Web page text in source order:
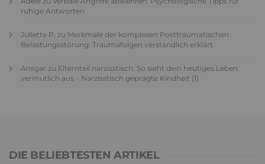
ruhige Antworten
Juliette P. zu Merkmale der komplexen Posttraumatischen
Belastungsstörung: Traumafolgen verständlich erklärt
Ansgar zu Elternteil narzisstisch: So sieht dein heutiges Leben
vermutlich aus – Narzisstisch geprägte Kindheit (1)
DIE BELIEBTESTEN ARTIKEL